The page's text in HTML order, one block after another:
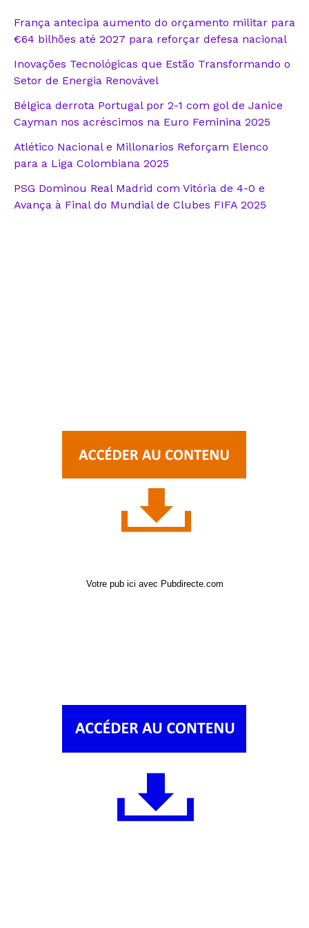
França antecipa aumento do orçamento militar para
€64 bilhões até 2027 para reforçar defesa nacional
Inovações Tecnológicas que Estão Transformando o
Setor de Energia Renovável
Bélgica derrota Portugal por 2-1 com gol de Janice
Cayman nos acréscimos na Euro Feminina 2025
Atlético Nacional e Millonarios Reforçam Elenco
para a Liga Colombiana 2025
PSG Dominou Real Madrid com Vitória de 4-0 e
Avança à Final do Mundial de Clubes FIFA 2025
Votre pub ici avec Pubdirecte.com